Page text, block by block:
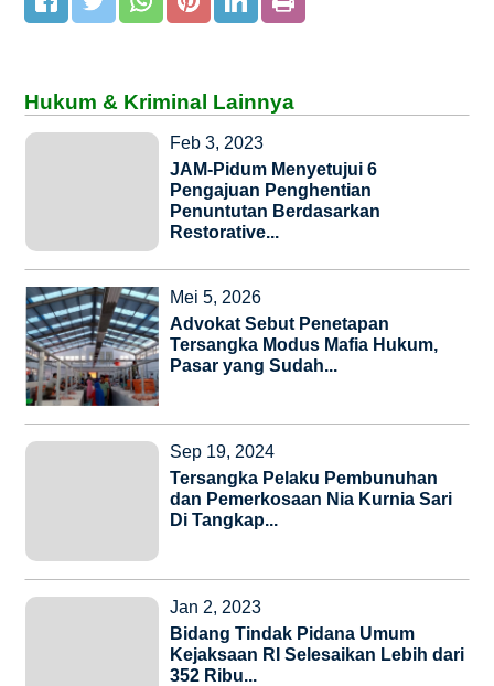
Hukum & Kriminal Lainnya
Feb 3, 2023
JAM-Pidum Menyetujui 6
Pengajuan Penghentian
Penuntutan Berdasarkan
Restorative...
Mei 5, 2026
Advokat Sebut Penetapan
Tersangka Modus Mafia Hukum,
Pasar yang Sudah...
Sep 19, 2024
Tersangka Pelaku Pembunuhan
dan Pemerkosaan Nia Kurnia Sari
Di Tangkap...
Jan 2, 2023
Bidang Tindak Pidana Umum
Kejaksaan RI Selesaikan Lebih dari
352 Ribu...